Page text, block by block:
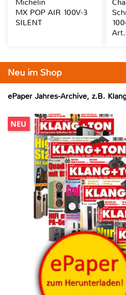
Neu im Shop
ePaper Jahres-Archive, z.B.
MX POP AIR 100V-3
SILENT